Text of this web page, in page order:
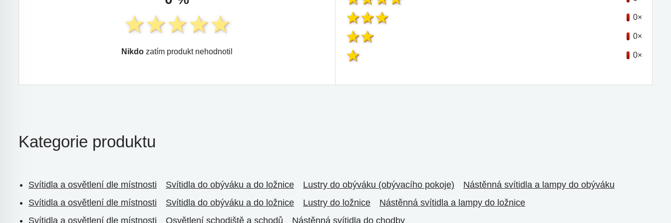
Nikdo zatím produkt nehodnotil
0×
0×
0×
Kategorie produktu
Svítidla a osvětlení dle místnosti Svítidla do obýváku a do ložnice Lustry do obýváku (obývacího pokoje)
Nástěnná svítidla a lampy do obýváku
Svítidla a osvětlení dle místnosti
Svítidla do obýváku a do ložnice Lustry do ložnice
Nástěnná svítidla a lampy do ložnice
Svítidla a osvětlení dle místnosti
Osvětlení schodiště a schodů Nástěnná svítidla do chodby